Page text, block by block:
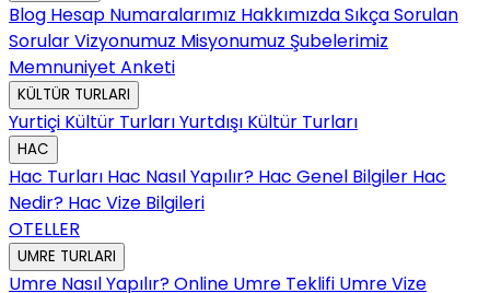
Blog Hesap Numaralarımız HakkımızdaSıkça Sorulan
SorularVizyonumuz Misyonumuz Şubelerimiz
Memnuniyet Anketi
KÜLTÜR TURLARI
Yurtiçi Kültür TurlarıYurtdışı Kültür Turları
HAC
Hac Turları Hac Nasıl Yapılır? Hac Genel Bilgiler Hac
Nedir? Hac Vize Bilgileri
OTELLER
UMRE TURLARI
Umre Nasıl Yapılır?Online Umre Teklifi Umre Vize